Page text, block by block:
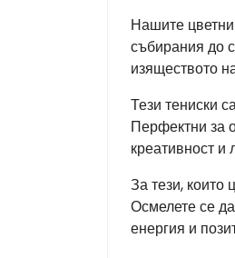
Нашите
събирания до
изяществото
Тези тениски
Перфектни за
креативност
За тези, които
Осмелете се
енергия и